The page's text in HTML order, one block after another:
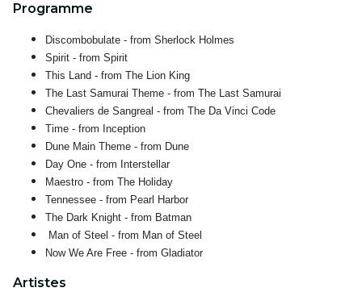
Programme
Discombobulate - from Sherlock Holmes
Spirit - from Spirit
This Land - from The Lion King
The Last Samurai Theme - from The Last Samurai
Chevaliers de Sangreal - from The Da Vinci Code
Time - from Inception
Dune Main Theme - from Dune
Day One - from Interstellar
Maestro - from The Holiday
Tennessee - from Pearl Harbor
The Dark Knight - from Batman
Man of Steel - from Man of Steel
Now We Are Free - from Gladiator
Artistes